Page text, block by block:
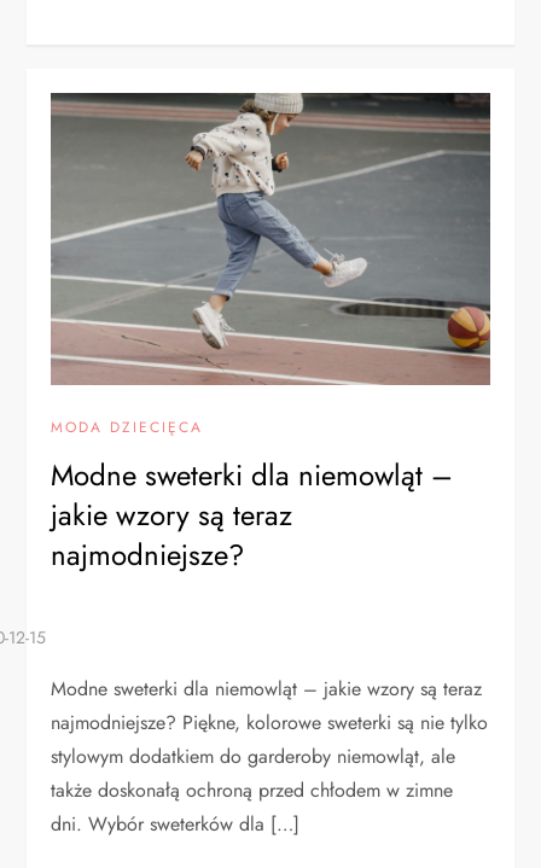
MODA DZIECIĘCA
Modne sweterki dla niemowląt –
jakie wzory są teraz
najmodniejsze?
Modne sweterki dla niemowląt – jakie wzory są teraz
najmodniejsze? Piękne, kolorowe sweterki są nie tylko
stylowym dodatkiem do garderoby niemowląt, ale
także doskonałą ochroną przed chłodem w zimne
dni. Wybór sweterków dla […]